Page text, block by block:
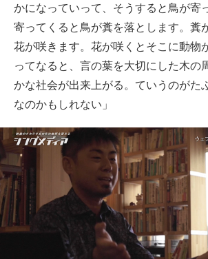
かになっていって、そうすると鳥が寄
寄ってくると鳥が糞を落とします。糞
花が咲きます。花が咲くとそこに動物
ってなると、言の葉を大切にした木の
かな社会が出来上がる。ていうのがた
なのかもしれない」